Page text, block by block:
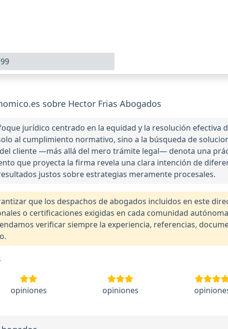
sobre Hector Frias Abogados
jurídico centrado en la equidad y la resolución efectiva
al cumplimiento normativo, sino a la búsqueda de
cliente —más allá del mero trámite legal— denota una
que proyecta la firma revela una clara intención de
justos sobre estrategias meramente procesales.
que los despachos de abogados incluidos en este
o certificaciones exigidas en cada comunidad
verificar siempre la experiencia, referencias,
opiniones opiniones